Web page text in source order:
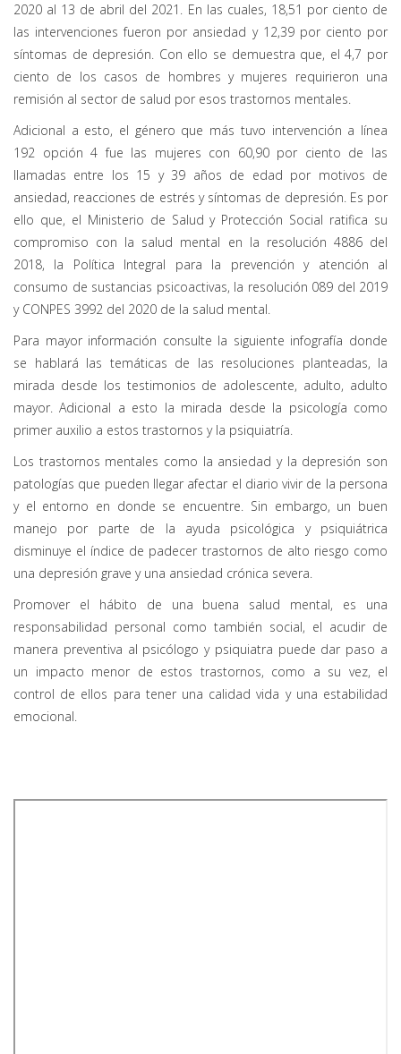
2020 al 13 de abril del 2021. En las cuales, 18,51 por ciento de
las intervenciones fueron por ansiedad y 12,39 por ciento por
síntomas de depresión. Con ello se demuestra que, el 4,7 por
ciento de los casos de hombres y mujeres requirieron una
remisión al sector de salud por esos trastornos mentales.
Adicional a esto, el género que más tuvo intervención a línea
192 opción 4 fue las mujeres con 60,90 por ciento de las
llamadas entre los 15 y 39 años de edad por motivos de
ansiedad, reacciones de estrés y síntomas de depresión. Es por
ello que, el Ministerio de Salud y Protección Social ratifica su
compromiso con la salud mental en la resolución 4886 del
2018, la Política Integral para la prevención y atención al
consumo de sustancias psicoactivas, la resolución 089 del 2019
y CONPES 3992 del 2020 de la salud mental.
Para mayor información consulte la siguiente infografía donde
se hablará las temáticas de las resoluciones planteadas, la
mirada desde los testimonios de adolescente, adulto, adulto
mayor. Adicional a esto la mirada desde la psicología como
primer auxilio a estos trastornos y la psiquiatría.
Los trastornos mentales como la ansiedad y la depresión son
patologías que pueden llegar afectar el diario vivir de la persona
y el entorno en donde se encuentre. Sin embargo, un buen
manejo por parte de la ayuda psicológica y psiquiátrica
disminuye el índice de padecer trastornos de alto riesgo como
una depresión grave y una ansiedad crónica severa.
Promover el hábito de una buena salud mental, es una
responsabilidad personal como también social, el acudir de
manera preventiva al psicólogo y psiquiatra puede dar paso a
un impacto menor de estos trastornos, como a su vez, el
control de ellos para tener una calidad vida y una estabilidad
emocional.